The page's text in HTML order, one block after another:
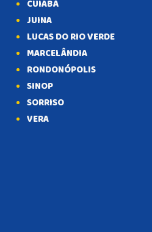
CUIABÁ
JUINA
LUCAS DO RIO VERDE
MARCELÂNDIA
RONDONÓPOLIS
SINOP
SORRISO
VERA